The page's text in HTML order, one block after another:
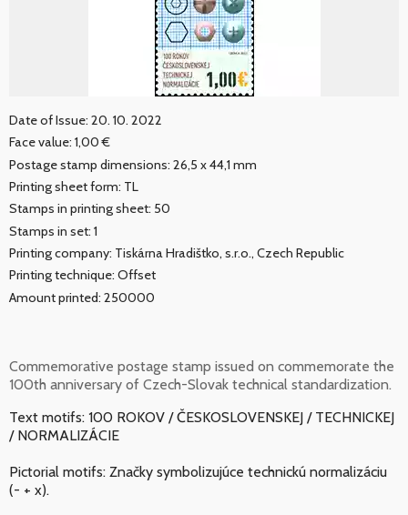
Date of Issue: 20. 10. 2022
Face value: 1,00 €
Postage stamp dimensions: 26,5 x 44,1 mm
Printing sheet form: TL
Stamps in printing sheet: 50
Stamps in set: 1
Printing company: Tiskárna Hradištko, s.r.o., Czech Republic
Printing technique: Offset
Amount printed: 250000
Commemorative postage stamp issued on commemorate the
100th anniversary of Czech-Slovak technical standardization.
Text motifs: 100 ROKOV / ČESKOSLOVENSKEJ / TECHNICKEJ
/ NORMALIZÁCIE
Pictorial motifs: Značky symbolizujúce technickú normalizáciu
(- + x).